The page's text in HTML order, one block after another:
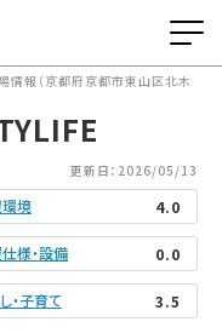
情報（京都府京都市東山区北木
更新日：2026/05/13
境 4.0
様・設備 0.0
・子育て 3.5